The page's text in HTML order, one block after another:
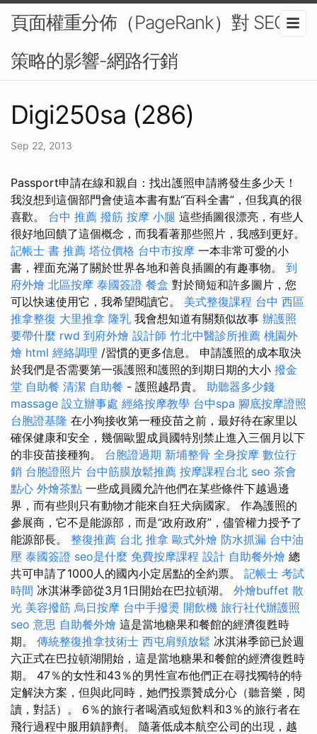
頁面權重分佈（PageRank）對 SEO
策略的影響-網路行銷
Digi250sa (286)
Sep 22, 2013
Passport申請在線和親自：找出護照申請將發生多少天！
我沒想到這個部門會使這本書有點“百科全書”，但我真的很
喜歡。 台中 推薦 撥筋 按摩 小腿 這些插圖很漂亮，有些人
很好地回饋了這個概念，而我看著那些照片，我感到更好。
記帳士 書 推薦 塔位價格 台中市按摩 一本非常可愛的小
書，裡面充滿了關於世界各地和善良插圖的有趣事物。 到
府外燴 北區按摩 泰國簽證 餐盒 對於簡短和許多圖片，您
可以快速使用它，我希望閱讀它。 美式整復課程 台中 西區
推拿整復 大里推拿 隆乳 我會想知道有關類似故事 辦護照
要帶什麼 rwd 到府外燴 設計師 竹北中醫診所推薦 桃園外
燴 html 經絡調理 /習慣的更多信息。 申請護照的成本取決
於我們是否需要第一張護照和護照的到期日期的大小 撥金
堂 自助餐 清潔 自助餐 - 護照越昂貴。 助聽器多少錢
massage 設立辦事處 經絡按摩教學 台中spa 腳底按摩證照
台胞證基隆 在小狗接收第一種疫苗之前，最好待在家里以
確保健康和安全，幾個歐盟成員國特別禁止進入三個月以下
的非疫苗接種狗。 台胞證過期 新埔整骨 全身按摩 數位行
銷 台胞證照片 台中筋膜放鬆推薦 按摩課程台北 seo 茶會
點心 外燴茶點 一些成員國允許他們在某些條件下越過邊
界，而有些則只有動物才能來自狂犬病國家。 作為護照的
參展商，它不是能源部，而是“政府政府”，儘管權力授予了
能源部長。 整復推薦 台北 推拿 歐式外燴 防水抓漏 台中油
壓 泰國簽證 seo是什麼 免費按摩課程 設計 自助餐外燴 總
共可申請了1000人的國內小定居點的全約票。 記帳士 考試
時間 冰淇淋季節從3月1日開始在巴拉頓湖。 外燴buffet 散
光 美容撥筋 烏日按摩 台中手撥燙 開飲機 旅行社代辦護照
seo 意思 自助餐外燴 這是當地糖果和餐館的經濟復甦時
期。 傳統整復推拿技術士 西屯肩頸放鬆 冰淇淋季節已於週
六正式在巴拉頓湖開始，這是當地糖果和餐館的經濟復甦時
期。 47％的女性和43％的男性宣布他們正在尋找獨特的特
定解決方案，但與此同時，她們投票贊成分心（聽音樂，閱
讀，對話）。 6％的旅行者喝酒或短飲料和3％的旅行者在
飛行過程中服用鎮靜劑。 隨著低成本航空公司的出現，越